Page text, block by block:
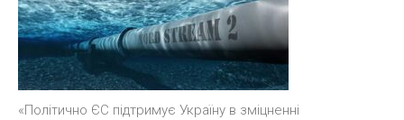
«Політично ЄС підтримує Україну в зміцненні